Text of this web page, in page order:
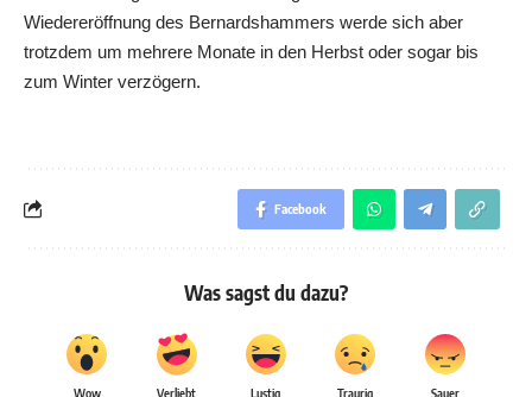
Wiedereröffnung des Bernardshammers werde sich aber
trotzdem um mehrere Monate in den Herbst oder sogar bis
zum Winter verzögern.
Facebook
Was sagst du dazu?
Wow Verliebt Lustig Traurig Sauer